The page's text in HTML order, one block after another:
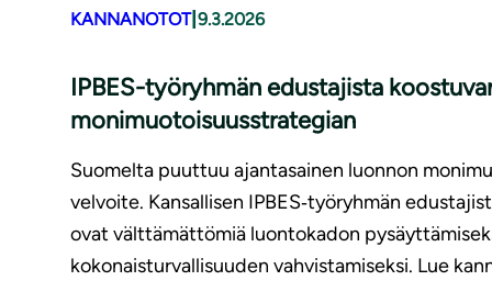
KANNANOTOT| 9.3.2026
IPBES-työryhmän edustajista
monimuotoisuusstrategian
Suomelta puuttuu ajantasainen luonnon
velvoite. Kansallisen IPBES‑työryhmän
ovat välttämättömiä luontokadon
kokonaisturvallisuuden vahvistamiseksi. Lue